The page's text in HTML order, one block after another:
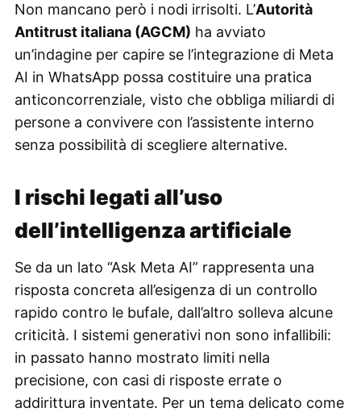
Non mancano però i nodi irrisolti. L’Autorità
Antitrust italiana (AGCM) ha avviato
un’indagine per capire se l’integrazione di Meta
AI in WhatsApp possa costituire una pratica
anticoncorrenziale, visto che obbliga miliardi di
persone a convivere con l’assistente interno
senza possibilità di scegliere alternative.
I rischi legati all’uso
dell’intelligenza artificiale
Se da un lato “Ask Meta AI” rappresenta una
risposta concreta all’esigenza di un controllo
rapido contro le bufale, dall’altro solleva alcune
criticità. I sistemi generativi non sono infallibili:
in passato hanno mostrato limiti nella
precisione, con casi di risposte errate o
addirittura inventate. Per un tema delicato come